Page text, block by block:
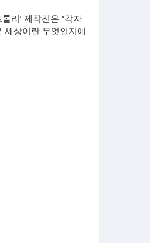
리’ 제작진은 “각자
세상이란 무엇인지에